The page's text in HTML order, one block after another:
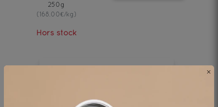
250g
(168.00€/kg)
Hors stock
×